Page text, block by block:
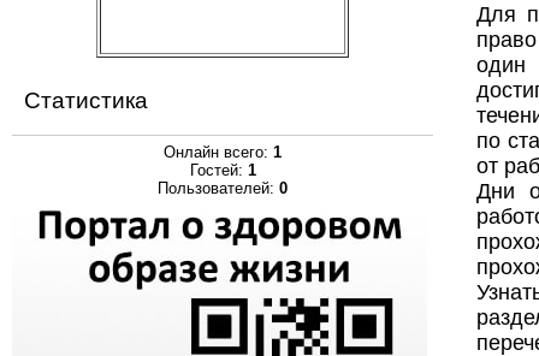
Статистика
Онлайн всего: 1
Гостей: 1
Пользователей: 0
Для
один
по
от
Дни